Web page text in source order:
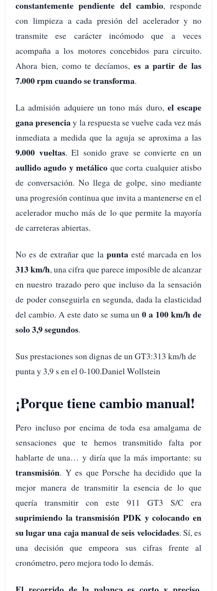
constantemente pendiente del cambio, responde
con limpieza a cada presión del acelerador y no
transmite ese carácter incómodo que a veces
acompaña a los motores concebidos para circuito.
Ahora bien, como te decíamos, es a partir de las
7.000 rpm cuando se transforma.
La admisión adquiere un tono más duro, el escape
gana presenciay la respuesta se vuelve cada vez más
inmediata a medida que la aguja se aproxima a las
9.000 vueltas. El sonido grave se convierte en un
aullido agudo y metálico que corta cualquier atisbo
de conversación. No llega de golpe, sino mediante
una progresión continua que invita a mantenerse en el
acelerador mucho más de lo que permite la mayoría
de carreteras abiertas.
No es de extrañar que lapuntaesté marcada en los
313 km/h, una cifra que parece imposible de alcanzar
en nuestro trazado pero que incluso da la sensación
de poder conseguirla en segunda, dada la elasticidad
del cambio. A este dato se suma un 0 a 100 km/h de
solo 3,9 segundos.
Sus prestaciones son dignas de un GT3:313 km/h de
punta y 3,9 s en el 0-100.Daniel Wollstein
¡Porque tiene cambio manual!
Pero incluso por encima de toda esa amalgama de
sensaciones que te hemos transmitido falta por
hablarte de una… y diría que la más importante: su
transmisión. Y es que Porsche ha decidido que la
mejor manera de transmitir la esencia de lo que
quería transmitir con este 911 GT3 S/C era
suprimiendo la transmisión PDK y colocando en
su lugar una caja manual de seis velocidades. Sí, es
una decisión que empeora sus cifras frente al
cronómetro, pero mejora todo lo demás.